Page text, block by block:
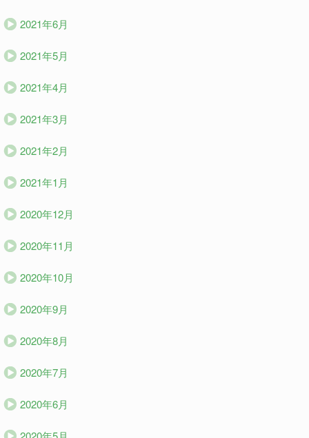
2021年6月
2021年5月
2021年4月
2021年3月
2021年2月
2021年1月
2020年12月
2020年11月
2020年10月
2020年9月
2020年8月
2020年7月
2020年6月